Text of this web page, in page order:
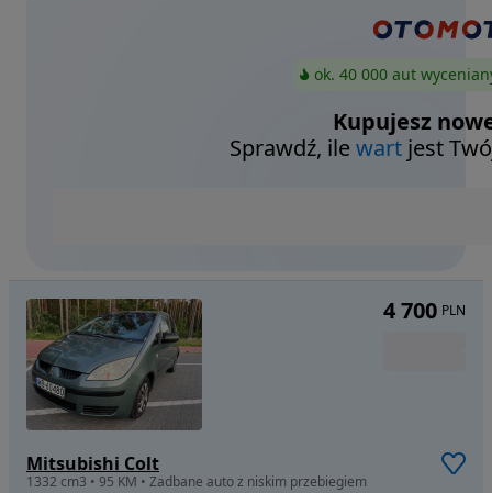
ok. 40 000 aut
Kupujesz
Sprawdź, ilewart jest
Mitsubishi Colt
1332 cm3 • 95 KM • Zadbane auto z niskim przebiegiem
4 700 PLN